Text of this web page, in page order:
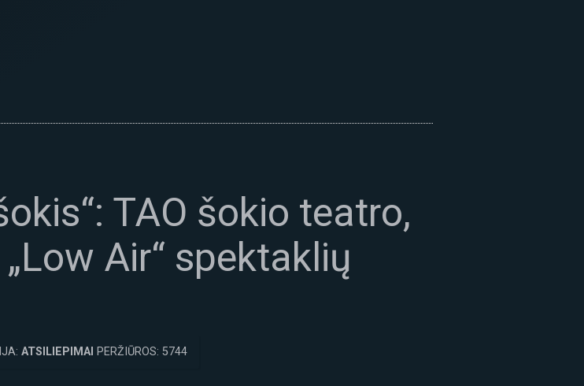
TAO šokio teatro,
Air“ spektaklių
ATSILIEPIMAI PERŽIŪROS: 5744